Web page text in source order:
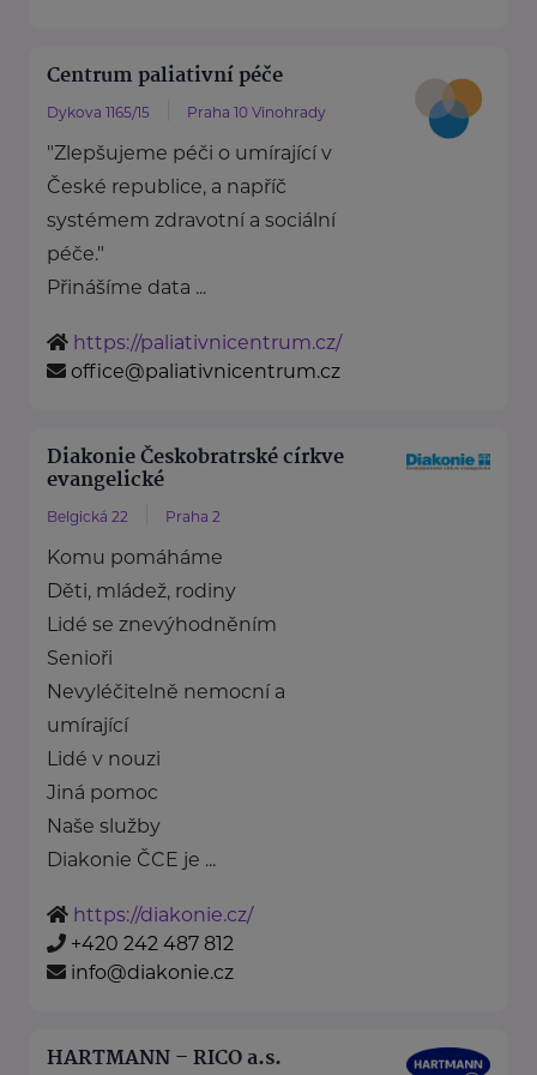
Centrum paliativní péče
Dykova 1165/15 Praha 10 Vinohrady
"Zlepšujeme péči o umírající v
České republice, a napříč
systémem zdravotní a sociální
péče."
Přinášíme data ...
https://paliativnicentrum.cz/
office@paliativnicentrum.cz
Diakonie Českobratrské církve
evangelické
Belgická 22 Praha 2
Komu pomáháme
Děti, mládež, rodiny
Lidé se znevýhodněním
Senioři
Nevyléčitelně nemocní a
umírající
Lidé v nouzi
Jiná pomoc
Naše služby
Diakonie ČCE je ...
https://diakonie.cz/
+420 242 487 812
info@diakonie.cz
HARTMANN – RICO a.s.